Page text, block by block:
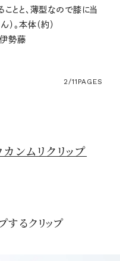
ことと、薄型なので膝に当
。本体（約）
勢藤
2/11 PAGES
ンムリクリップ
るクリップ